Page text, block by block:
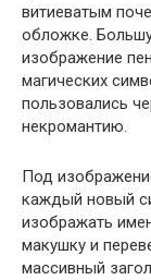
витиеватым
обложке.
изображение
магических
пользовались
некромантию.
Под
каждый новый
изображать
макушку и
массивный